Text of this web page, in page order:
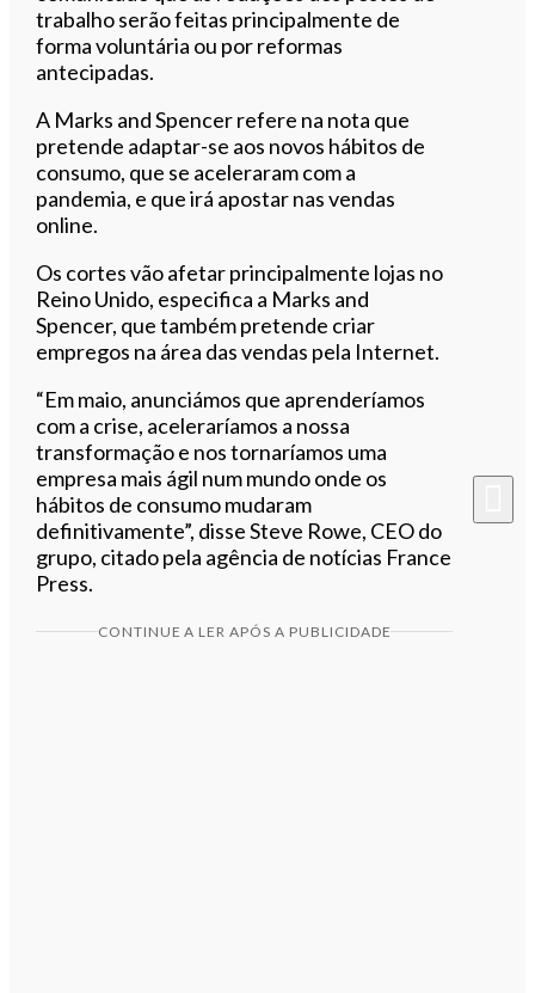
trabalho serão feitas principalmente de
forma voluntária ou por reformas
antecipadas.
A Marks and Spencer refere na nota que
pretende adaptar-se aos novos hábitos de
consumo, que se aceleraram com a
pandemia, e que irá apostar nas vendas
online.
Os cortes vão afetar principalmente lojas no
Reino Unido, especifica a Marks and
Spencer, que também pretende criar
empregos na área das vendas pela Internet.
“Em maio, anunciámos que aprenderíamos
com a crise, aceleraríamos a nossa
transformação e nos tornaríamos uma
empresa mais ágil num mundo onde os
hábitos de consumo mudaram
definitivamente”, disse Steve Rowe, CEO do
grupo, citado pela agência de notícias France
Press.
CONTINUE A LER APÓS A PUBLICIDADE